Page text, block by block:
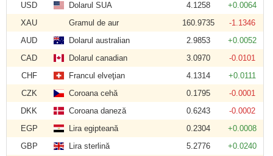
USD
Dolarul SUA 4.1258
+0.0064
XAU
Gramul de aur 160.9735
-1.1346
AUD
Dolarul australian 2.9853
+0.0052
CAD
Dolarul canadian 3.0970
-0.0101
CHF
Francul elveţian 4.1314
+0.0111
CZK
Coroana cehă 0.1795
-0.0001
DKK
Coroana daneză 0.6243
-0.0002
EGP
Lira egipteană 0.2304
+0.0008
GBP
Lira sterlină 5.2776
+0.0240